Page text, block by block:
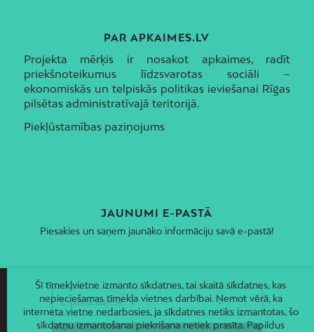
PAR APKAIMES.LV
Projekta mērķis ir nosakot apkaimes, radīt
priekšnoteikumus līdzsvarotas sociāli –
ekonomiskās un telpiskās politikas ieviešanai Rīgas
pilsētas administratīvajā teritorijā.
Piekļūstamības paziņojums
JAUNUMI E-PASTĀ
Piesakies un saņem jaunāko informāciju savā e-pastā!
Šī tīmekļvietne izmanto sīkdatnes, tai skaitā sīkdatnes, kas
nepieciešamas tīmekļa vietnes darbībai. Ņemot vērā, ka
interneta vietne nedarbosies, ja sīkdatnes netiks izmantotas, šo
sīkdatņu izmantošanai piekrišana netiek prasīta. Papildus